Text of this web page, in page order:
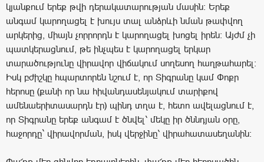
կյանքում երեք թվի դերակատարության մասին: Երեք
անգամ կարողացել է խույս տալ անձրևի նման թափվող
արկերից, միայն չորրորդն է կարողացել խոցել իրեն: Այժմ չի
պատկերացնում, թե ինչպես է կարողացել երկար
տարածությունը վիրավոր վիճակում սողեսող հաղթահարել:
Իսկ բժիշկը հպարտորեն նշում է, որ Տիգրանը կամ Փոքր
հերոսը (քանի որ նա հիվանդասենյակում տարիքով
ամենաերիտասարդն էր) պինդ տղա է, հետո ավելացնում է,
որ Տիգրանը երեք անգամ է ծնվել՝ մեկը իր ծննդյան օրը,
հաջորդը` վիրավորման, իսկ վերջինը՝ վիրահատասեղանին: